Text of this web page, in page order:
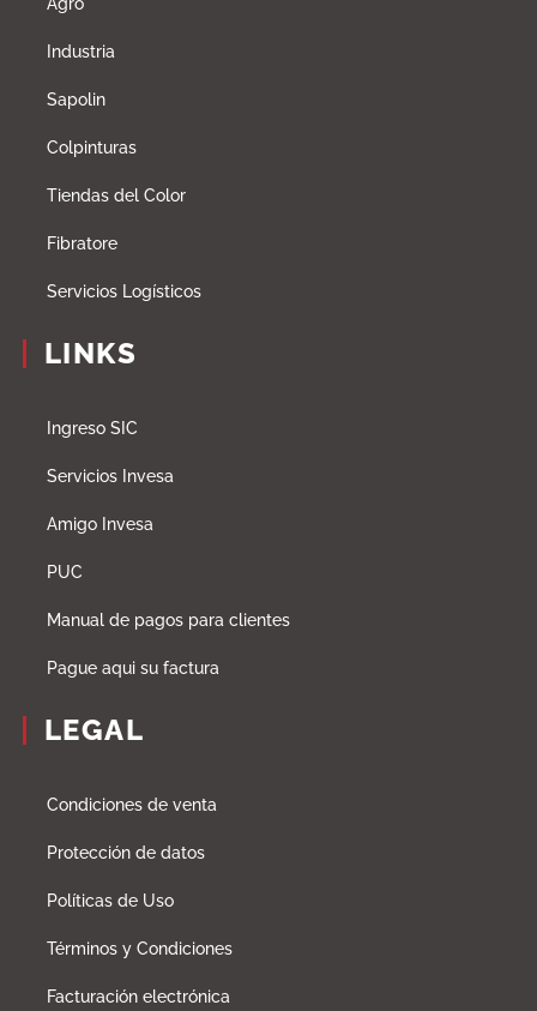
Industria
Sapolin
Colpinturas
Tiendas del Color
Fibratore
Servicios Logísticos
LINKS
Ingreso SIC
Servicios Invesa
Amigo Invesa
PUC
Manual de pagos para clientes
Pague aqui su factura
LEGAL
Condiciones de venta
Protección de datos
Políticas de Uso
Términos y Condiciones
Facturación electrónica